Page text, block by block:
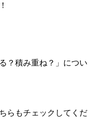
？積み重ね？ 」につい
らもチェックしてくだ